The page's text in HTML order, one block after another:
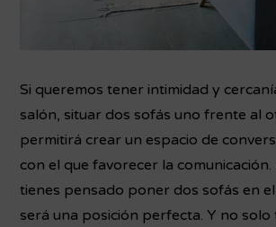
Si queremos tener intimidad y
salón, situar dos sofás uno frente al
permitirá crear un espacio de
con el que favorecer la comunicación.
tienes pensado poner dos sofás en
será una posición perfecta. Y no solo